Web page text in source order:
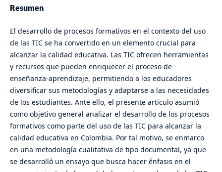
Resumen
El desarrollo de procesos formativos en el contexto del uso
de las TIC se ha convertido en un elemento crucial para
alcanzar la calidad educativa. Las TIC ofrecen herramientas
y recursos que pueden enriquecer el proceso de
enseñanza-aprendizaje, permitiendo a los educadores
diversificar sus metodologías y adaptarse a las necesidades
de los estudiantes. Ante ello, el presente articulo asumió
como objetivo general analizar el desarrollo de los procesos
formativos como parte del uso de las TIC para alcanzar la
calidad educativa en Colombia. Por tal motivo, se enmarco
en una metodología cualitativa de tipo documental, ya que
se desarrolló un ensayo que busca hacer énfasis en el